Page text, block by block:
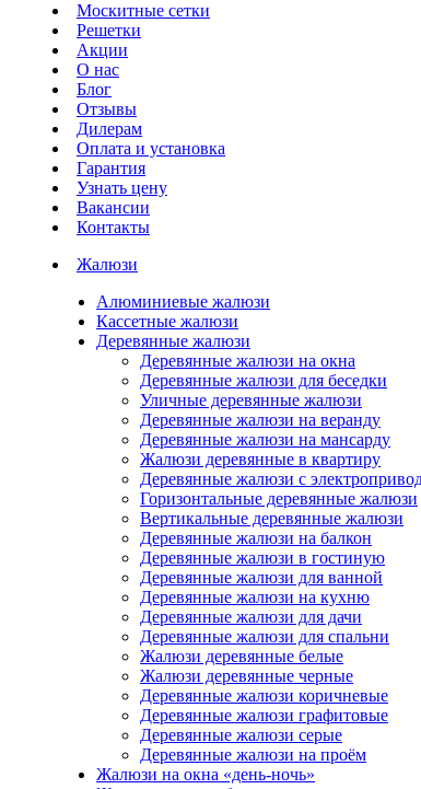
Москитные сетки
Решетки
Акции
О нас
Блог
Отзывы
Дилерам
Оплата и установка
Гарантия
Узнать цену
Вакансии
Контакты
Жалюзи
Алюминиевые жалюзи
Кассетные жалюзи
Деревянные жалюзи
Деревянные жалюзи на окна
Деревянные жалюзи для беседки
Уличные деревянные жалюзи
Деревянные жалюзи на веранду
Деревянные жалюзи на мансарду
Жалюзи деревянные в квартиру
Деревянные жалюзи с
Горизонтальные деревянные жалюзи
Вертикальные деревянные жалюзи
Деревянные жалюзи на балкон
Деревянные жалюзи в гостиную
Деревянные жалюзи для ванной
Деревянные жалюзи на кухню
Деревянные жалюзи для дачи
Деревянные жалюзи для спальни
Жалюзи деревянные белые
Жалюзи деревянные черные
Деревянные жалюзи коричневые
Деревянные жалюзи графитовые
Деревянные жалюзи серые
Деревянные жалюзи на проём
Жалюзи на окна «день-ночь»